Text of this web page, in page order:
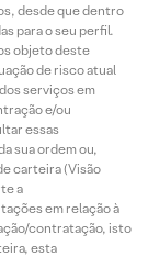
desde que dentro
para o seu perfil.
objeto deste
de risco atual
serviços em
e/ou
essas
sua ordem ou,
carteira (Visão
a
em relação à
contratação, isto
esta